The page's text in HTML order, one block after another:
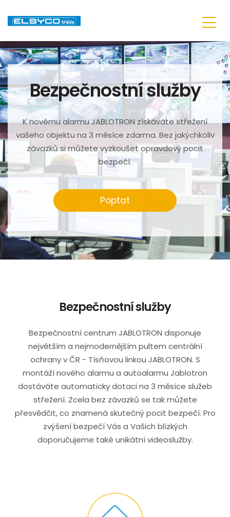
Bezpečnostní služby
K novému alarmu JABLOTRON získáváte střežení
vašeho objektu na 3 měsíce zdarma. Bez jakýchkoliv
závazků si můžete vyzkoušet opravdový pocit
bezpečí.
Poptat
Bezpečnostní služby
Bezpečnostní centrum JABLOTRON disponuje
největším a nejmodernějším pultem centrální
ochrany v ČR - Tísňovou linkou JABLOTRON. S
montáží nového alarmu a autoalarmu Jablotron
dostáváte automaticky dotaci na 3 měsíce služeb
střežení. Zcela bez závazků se tak můžete
přesvědčit, co znamená skutečný pocit bezpečí. Pro
zvýšení bezpečí Vás a Vašich blízkých
doporučujeme také unikátní videoslužby.